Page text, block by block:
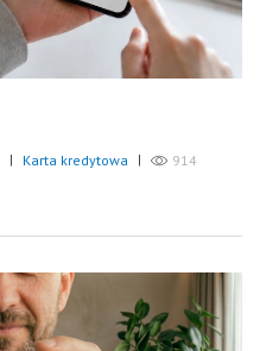
| Karta kredytowa | 914